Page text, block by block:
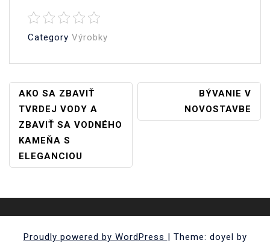
Category Výrobky
Navigace
Pro
Příspěvek
AKO SA ZBAVIŤ
TVRDEJ VODY A
ZBAVIŤ SA VODNÉHO
KAMEŇA S
ELEGANCIOU
BÝVANIE V
NOVOSTAVBE
Proudly powered by WordPress | Theme: doyel by